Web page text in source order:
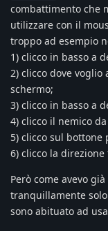
combattimento che
utilizzare con il
troppo ad esempio
1) clicco in basso a
2) clicco dove
schermo;
3) clicco in basso a
4) clicco il nemico
5) clicco sul
6) clicco la
Però come avevo
tranquillamente
sono abituato ad